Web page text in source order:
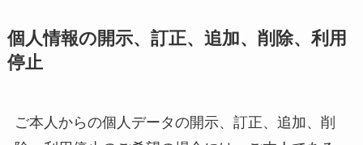
個人情報の開示、訂正、追加、削除、利用
停止
ご本人からの個人データの開示、訂正、追加、削